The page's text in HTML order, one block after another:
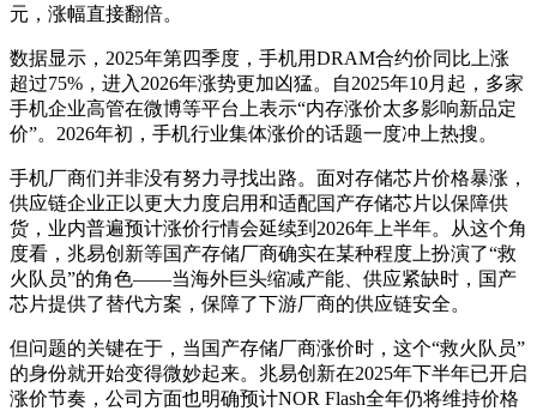
元，涨幅直接翻倍。
数据显示，2025年第四季度，手机用DRAM合约价同比上涨
超过75%，进入2026年涨势更加凶猛。自2025年10月起，多家
手机企业高管在微博等平台上表示“内存涨价太多影响新品定
价”。2026年初，手机行业集体涨价的话题一度冲上热搜。
手机厂商们并非没有努力寻找出路。面对存储芯片价格暴涨，
供应链企业正以更大力度启用和适配国产存储芯片以保障供
货，业内普遍预计涨价行情会延续到2026年上半年。从这个角
度看，兆易创新等国产存储厂商确实在某种程度上扮演了“救
火队员”的角色——当海外巨头缩减产能、供应紧缺时，国产
芯片提供了替代方案，保障了下游厂商的供应链安全。
但问题的关键在于，当国产存储厂商涨价时，这个“救火队员”
的身份就开始变得微妙起来。兆易创新在2025年下半年已开启
涨价节奏，公司方面也明确预计NOR Flash全年仍将维持价格